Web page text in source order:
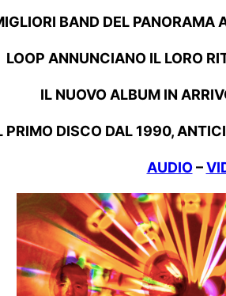
BAND DEL PANORAMA
LOOP ANNUNCIANO IL LORO
IL NUOVO ALBUM IN
PRIMO DISCO DAL 1990,
AUDIO–